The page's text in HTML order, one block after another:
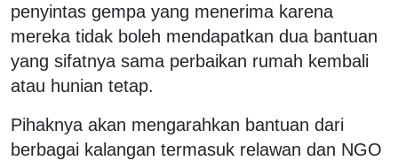
penyintas gempa yang menerima karena
mereka tidak boleh mendapatkan dua bantuan
yang sifatnya sama perbaikan rumah kembali
atau hunian tetap.
Pihaknya akan mengarahkan bantuan dari
berbagai kalangan termasuk relawan dan NGO